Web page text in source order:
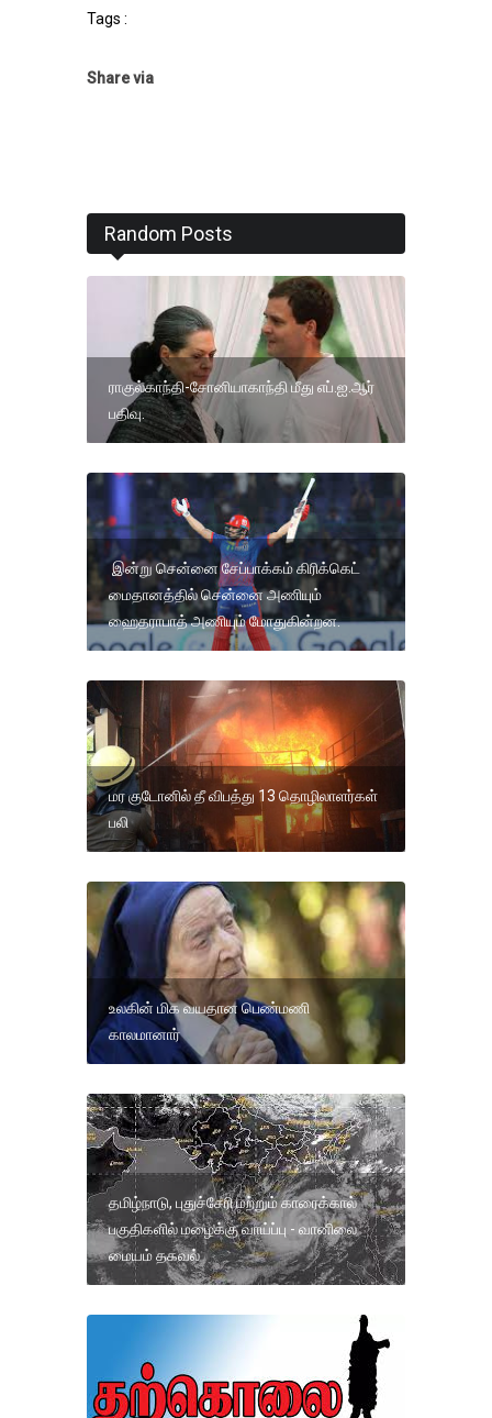
Tags :
Share via
Random Posts
ராகுல்காந்தி-சோனியாகாந்தி மீது எப்.ஐ.ஆர்
பதிவு.
இன்று சென்னை சேப்பாக்கம் கிரிக்கெட்
மைதானத்தில் சென்னை அணியும்
ஹைதராபாத் அணியும் மோதுகின்றன.
மர குடோனில் தீ விபத்து 13 தொழிலாளர்கள்
பலி
உலகின் மிக வயதான பெண்மணி
காலமானார்
தமிழ்நாடு, புதுச்சேரி மற்றும் காரைக்கால்
பகுதிகளில் மழைக்கு வாய்ப்பு - வானிலை
மையம் தகவல்